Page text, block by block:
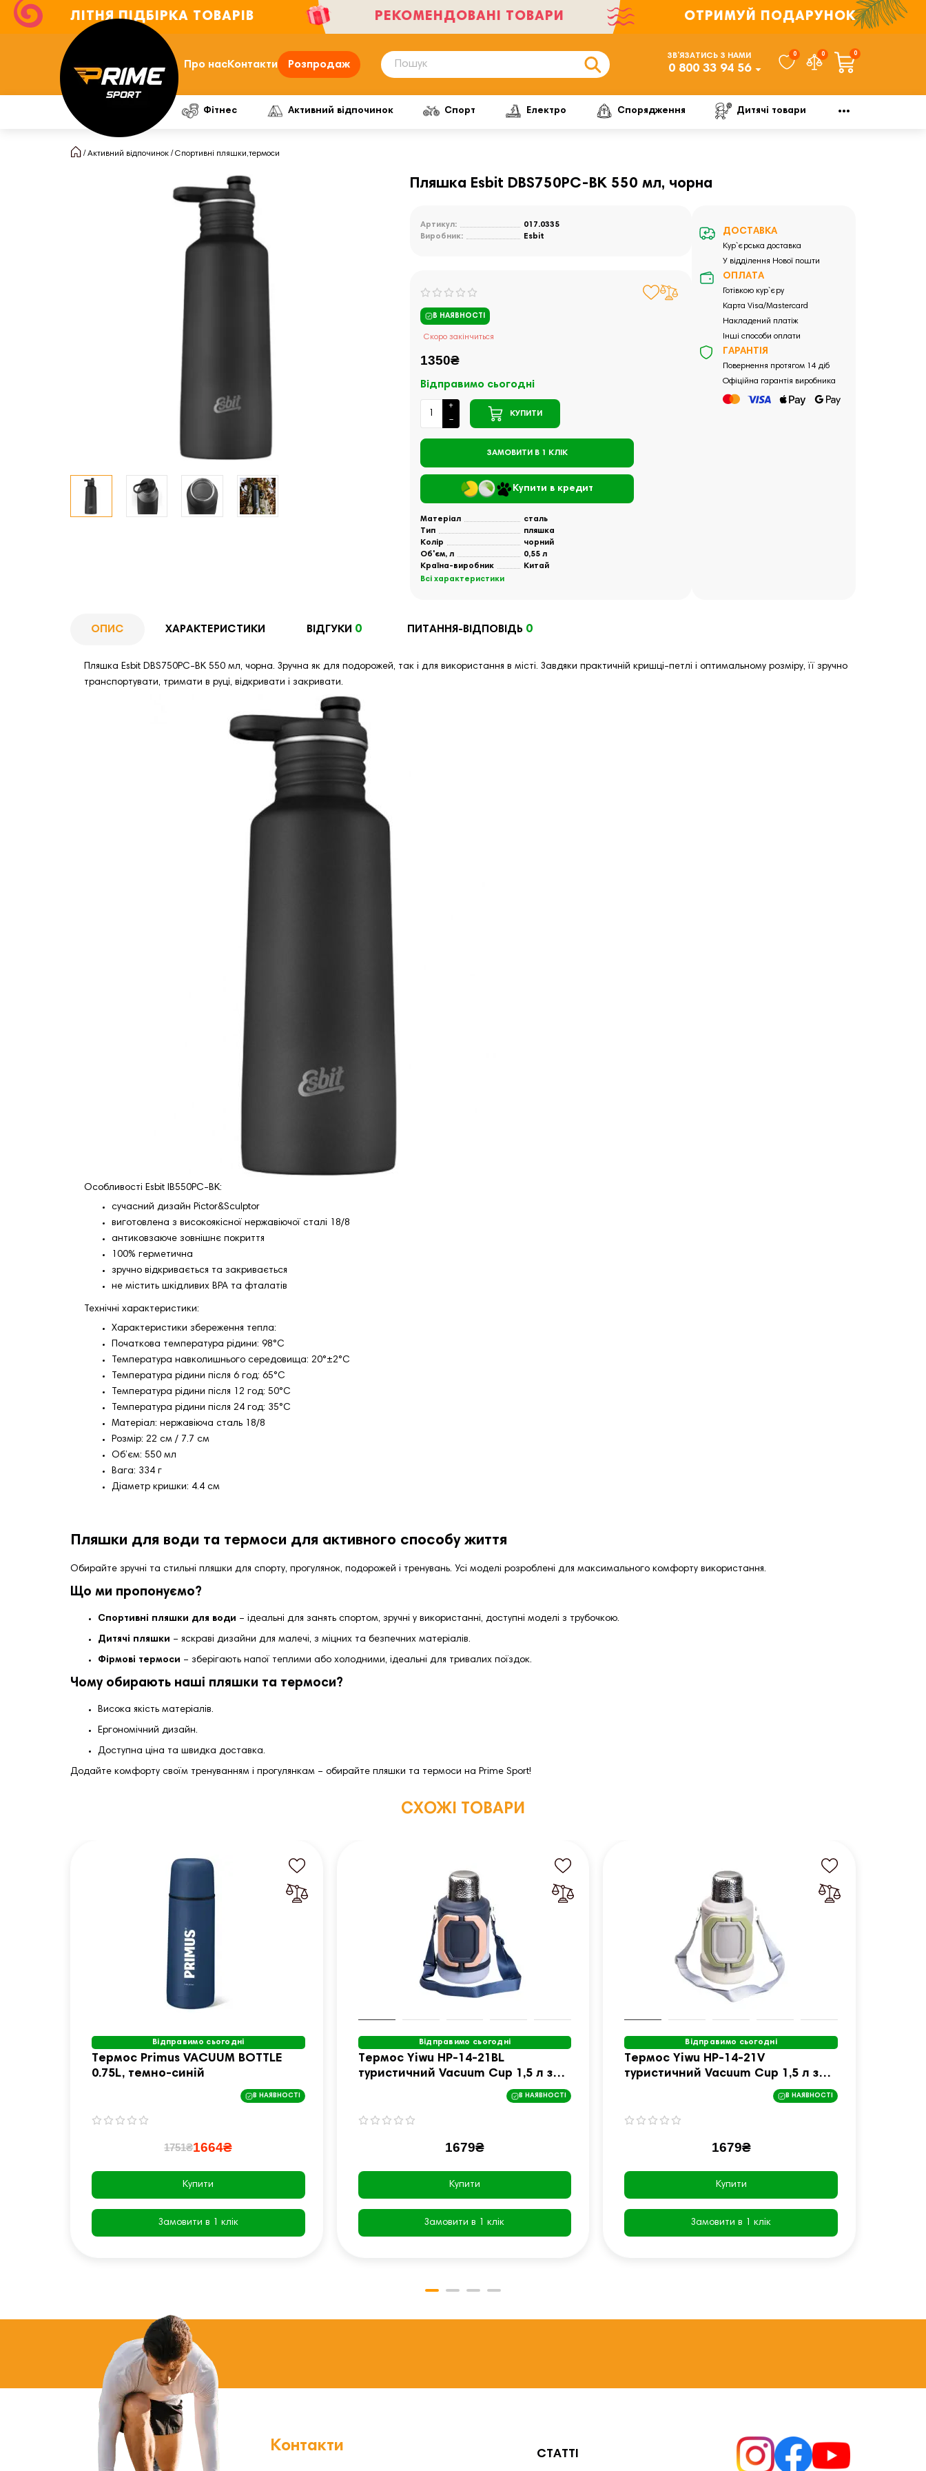
ЛІТНЯ ПІДБІРКА ТОВАРІВ РЕКОМЕНДОВАНІ ТОВАРИ ОТРИМУЙ ПОДАРУНОК
Про насКонтакти Розпродаж
ЗВ’ЯЗАТИСЬ З НАМИ
0 800 33 94 56
0 0 0
Фітнес Активний відпочинок Спорт Електро Спорядження Дитячі товари
Активний відпочинок Спортивні пляшки,термоси
Пляшка Esbit DBS750PC-BK 550 мл, чорна
Артикул:
017.0335
Виробник:
Esbit
В НАЯВНОСТІ
Скоро закінчиться
1350₴
Відправимо сьогодні
КУПИТИ
ЗАМОВИТИ В 1 КЛІК
Купити в кредит
Матеріал
сталь
Тип
пляшка
Колір
чорний
Об'єм, л
0,55 л
Країна-виробник
Китай
Всі характеристики
ДОСТАВКА
Кур`єрська доставка
У відділення Нової пошти
ОПЛАТА
Готівкою кур`єру
Карта Visa/Mastercard
Накладений платіж
Інші способи оплати
ГАРАНТІЯ
Повернення протягом 14 діб
Офіційна гарантія виробника
ОПИС ХАРАКТЕРИСТИКИ ВІДГУКИ 0 ПИТАННЯ-ВІДПОВІДЬ 0
Пляшка Esbit DBS750PC-BK 550 мл, чорна. Зручна як для подорожей, так і для використання в місті. Завдяки практичній кришці-петлі і оптимальному розміру, її зручно
транспортувати, тримати в руці, відкривати і закривати.
Особливості Esbit IB550PC-BK:
сучасний дизайн Pictor&Sculptor
виготовлена з високоякісної нержавіючої сталі 18/8
антиковзаюче зовнішнє покриття
100% герметична
зручно відкривається та закривається
не містить шкідливих BPA та фталатів
Технічні характеристики:
Характеристики збереження тепла:
Початкова температура рідини: 98°С
Температура навколишнього середовища: 20°±2°С
Температура рідини після 6 год: 65°С
Температура рідини після 12 год: 50°С
Температура рідини після 24 год: 35°С
Матеріал: нержавіюча сталь 18/8
Розмір: 22 см / 7.7 см
Об’єм: 550 мл
Вага: 334 г
Діаметр кришки: 4.4 см
Пляшки для води та термоси для активного способу життя
Обирайте зручні та стильні пляшки для спорту, прогулянок, подорожей і тренувань. Усі моделі розроблені для максимального комфорту використання.
Що ми пропонуємо?
Спортивні пляшки для води – ідеальні для занять спортом, зручні у використанні, доступні моделі з трубочкою.
Дитячі пляшки – яскраві дизайни для малечі, з міцних та безпечних матеріалів.
Фірмові термоси – зберігають напої теплими або холодними, ідеальні для тривалих поїздок.
Чому обирають наші пляшки та термоси?
Висока якість матеріалів.
Ергономічний дизайн.
Доступна ціна та швидка доставка.
Додайте комфорту своїм тренуванням і прогулянкам – обирайте пляшки та термоси на Prime Sport!
СХОЖІ ТОВАРИ
Відправимо сьогодні
Термос Primus VACUUM BOTTLE
0.75L, темно-синій
В НАЯВНОСТІ
1751₴1664₴
Купити
Замовити в 1 клік
Відправимо сьогодні
Термос Yiwu HP-14-21BL
туристичний Vacuum Cup 1,5 л з
фліп кришкою та складаними
В НАЯВНОСТІ
1679₴
Купити
Замовити в 1 клік
Відправимо сьогодні
Термос Yiwu HP-14-21V
туристичний Vacuum Cup 1,5 л з
фліп кришкою та складаними
В НАЯВНОСТІ
1679₴
Купити
Замовити в 1 клік
Контакти СТАТТІ